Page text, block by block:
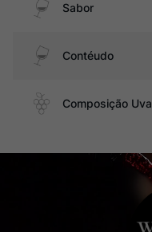
Sabor
Contéudo
Composição Uva